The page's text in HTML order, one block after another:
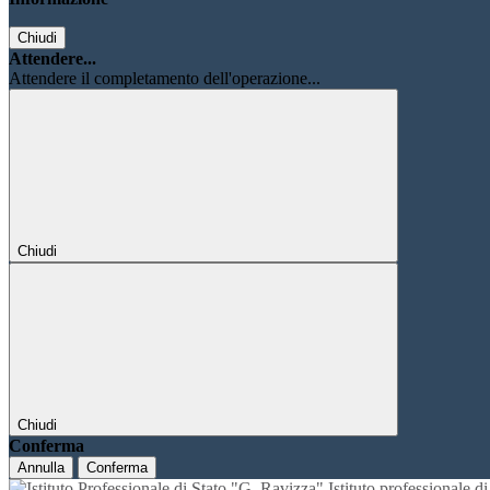
Chiudi
Attendere...
Attendere il completamento dell'operazione...
Chiudi
Chiudi
Conferma
Annulla Conferma